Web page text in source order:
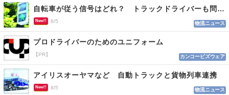
自転車が従う信号はどれ？ トラックドライバーも問われる認識
New!! 8/5 物流ニュース
プロドライバーのためのユニフォーム
【PR】 カンコービズウェア
アイリスオーヤマなど 自動トラックと貨物列車連携
New!! 8/5 物流ニュース